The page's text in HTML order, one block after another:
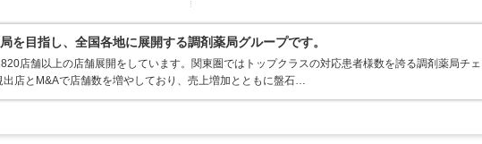
を目指し、全国各地に展開する調剤薬局グループです。
店舗以上の店舗展開をしています。関東圏ではトップクラスの対応患者様数を誇る調剤薬局チェ
出店とM&Aで店舗数を増やしており、売上増加とともに盤石…